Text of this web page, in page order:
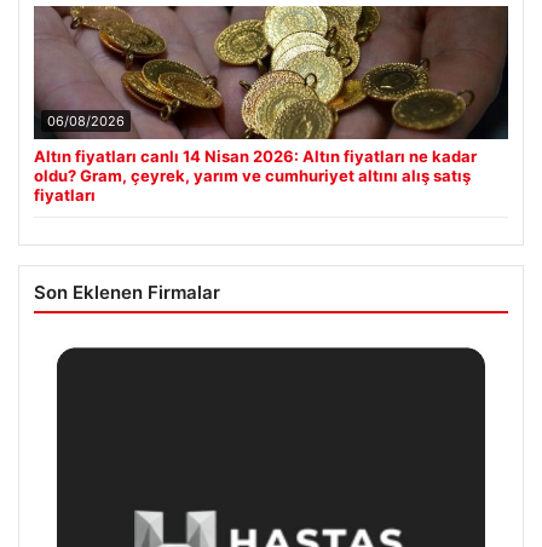
06/08/2026
Altın fiyatları canlı 14 Nisan 2026: Altın fiyatları ne kadar
oldu? Gram, çeyrek, yarım ve cumhuriyet altını alış satış
fiyatları
Son Eklenen Firmalar